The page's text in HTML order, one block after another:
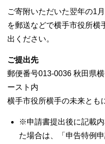
ご寄附いただいた翌年の1
を郵送などで横手市役所横
出ください。
ご提出先
郵便番号013-0036 秋田県
ースト内
横手市役所横手の未来とも
※申請書提出後に記載
た場合は、「申告特例